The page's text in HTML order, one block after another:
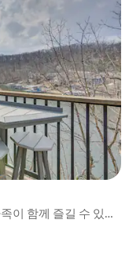
이 함께 즐길 수 있는